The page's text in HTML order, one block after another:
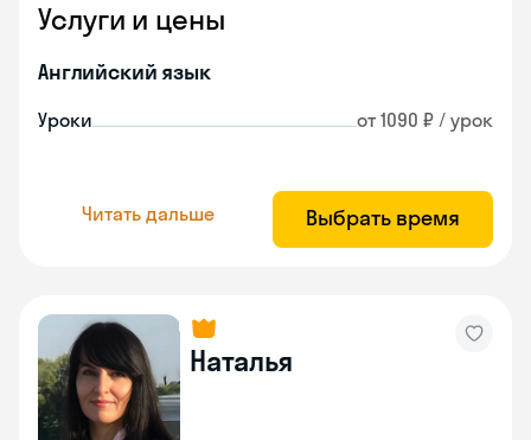
Услуги и цены
Английский язык
Уроки от 1090 ₽ / урок
Читать дальше Выбрать время
Наталья